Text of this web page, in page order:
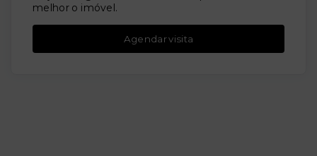
melhor o imóvel.
Agendar visita